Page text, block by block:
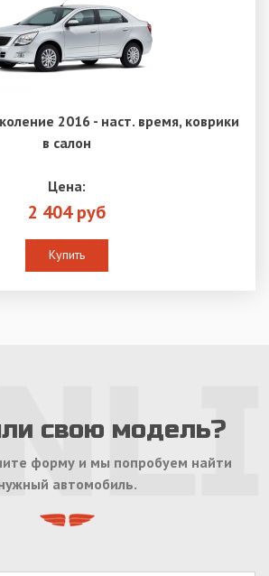
2016 - наст. время, коврики
в салон
Цена:
2 404 руб
Купить
свою модель?
форму и мы попробуем найти
автомобиль.